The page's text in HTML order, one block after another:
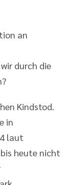
an
durch die
Kindstod.
in
laut
heute nicht